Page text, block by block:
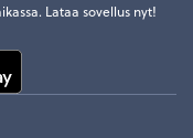
Lataa sovellus nyt!